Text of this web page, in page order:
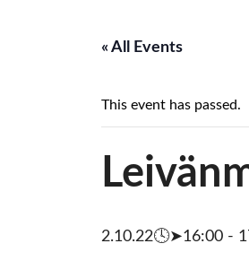
« All Events
This event has passed.
2.10.22🕓➤16:00 -